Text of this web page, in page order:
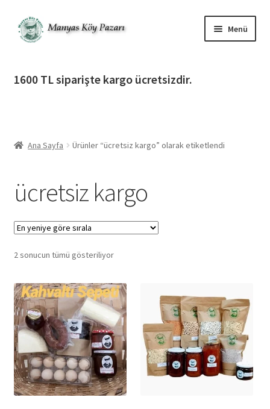
Dolaşıma
geç
İçeriğe
geç
Menü
İletişim
1600 TL siparişte kargo ücretsizdir.
Ana Sayfa Ürünler “ücretsiz kargo” olarak etiketlendi
ücretsiz kargo
2 sonucun tümü gösteriliyorEn
sıralandı